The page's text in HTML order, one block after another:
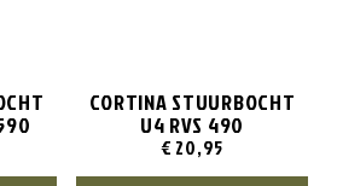
CORTINA STUURBOCHT
U4 RVS 490
€ 20,95